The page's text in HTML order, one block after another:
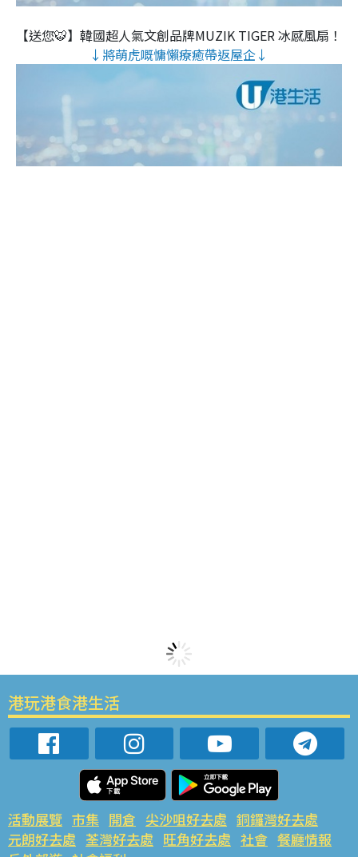
【送您🐯】韓國超人氣文創品牌MUZIK TIGER 冰感風扇！
↓將萌虎嘅慵懶療癒帶返屋企↓
港玩港食港生活
活動展覽 市集 開倉 尖沙咀好去處 銅鑼灣好去處
元朗好去處 荃灣好去處 旺角好去處 社會 餐廳情報